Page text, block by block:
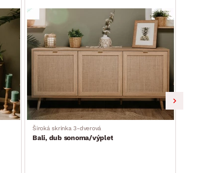
Široká skrinka 3-dverová
Bali, dub sonoma/výplet